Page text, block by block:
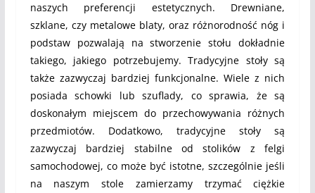
naszych preferencji estetycznych. Drewniane,
szklane, czy metalowe blaty, oraz różnorodność nóg i
podstaw pozwalają na stworzenie stołu dokładnie
takiego, jakiego potrzebujemy. Tradycyjne stoły są
także zazwyczaj bardziej funkcjonalne. Wiele z nich
posiada schowki lub szuflady, co sprawia, że są
doskonałym miejscem do przechowywania różnych
przedmiotów. Dodatkowo, tradycyjne stoły są
zazwyczaj bardziej stabilne od stolików z felgi
samochodowej, co może być istotne, szczególnie jeśli
na naszym stole zamierzamy trzymać ciężkie